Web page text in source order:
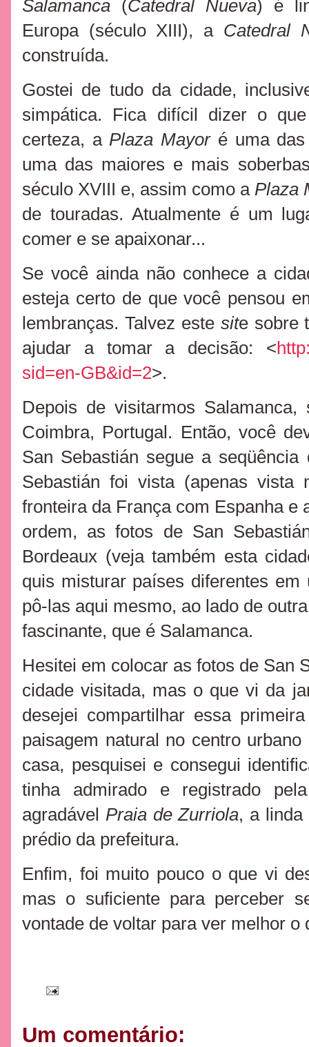
Salamanca (Catedral Nueva) é
Europa (século XIII), a Catedral
construída.
Gostei de tudo da cidade,
simpática. Fica difícil dizer o
certeza, a Plaza Mayoré uma das
uma das maiores e mais
século XVIII e, assim como a Plaza
de touradas. Atualmente é um
comer e se apaixonar...
Se você ainda não conhece a
esteja certo de que você pensou
lembranças. Talvez este site sobre
ajudar a tomar a decisão: <
sid=en-GB&id=2>.
Depois de visitarmos
Coimbra, Portugal. Então, você
San Sebastián segue a
Sebastián foi vista (apenas vista
fronteira da França com Espanha e
ordem, as fotos de San
Bordeaux (veja também esta
quis misturar países diferentes
pô-las aqui mesmo, ao lado de
fascinante, que é Salamanca.
Hesitei em colocar as fotos de San
cidade visitada, mas o que vi da
desejei compartilhar essa
paisagem natural no centro
casa, pesquisei e consegui
tinha admirado e registrado
agradável Praia de Zurriola, a linda
prédio da prefeitura.
Enfim, foi muito pouco o que vi
mas o suficiente para perceber
vontade de voltar para ver melhor o
Um comentário: